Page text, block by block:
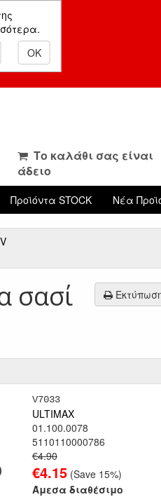
OK
Το καλάθι σας είναι
άδειο
Προϊόντα STOCK Νέα
σασί
V7033
ULTIMAX
01.100.0078
5110110000786
€4.90
€4.15(Save 15%)
Άμεσα διαθέσιμο